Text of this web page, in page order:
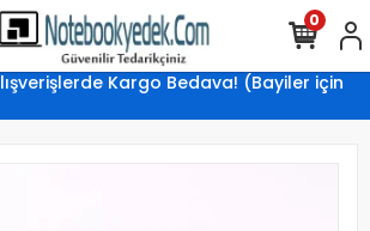
Kargo Bedava! (Bayiler için
0